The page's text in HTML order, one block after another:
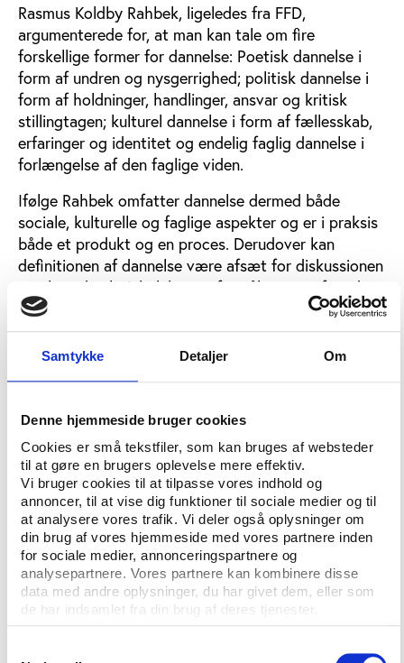
Samtykke Detaljer Om
Denne hjemmeside bruger cookies
Cookies er små tekstfiler, som kan bruges af websteder
til at gøre en brugers oplevelse mere effektiv.
Vi bruger cookies til at tilpasse vores indhold og
annoncer, til at vise dig funktioner til sociale medier og til
at analysere vores trafik. Vi deler også oplysninger om
din brug af vores hjemmeside med vores partnere inden
for sociale medier, annonceringspartnere og
analysepartnere. Vores partnere kan kombinere disse
data med andre oplysninger, du har givet dem, eller som
de har indsamlet fra din brug af deres tjenester.
Rasmus Koldby Rahbek, ligeledes fra FFD,
argumenterede for, at man kan tale om fire
forskellige former for dannelse: Poetisk dannelse i
form af undren og nysgerrighed; politisk dannelse i
form af holdninger, handlinger, ansvar og kritisk
stillingtagen; kulturel dannelse i form af fællesskab,
erfaringer og identitet og endelig faglig dannelse i
forlængelse af den faglige viden.
Ifølge Rahbek omfatter dannelse dermed både
sociale, kulturelle og faglige aspekter og er i praksis
både et produkt og en proces. Derudover kan
definitionen af dannelse være afsæt for diskussionen
om, hvordan højskolelovens formålsparagraf med
fokus på livsoplysning, folkelig oplysning og
demokratisk dannelse kan omsættes til pædagogisk
praksis på højskolerne.
Dannelsens forfald eller nye muligheder?
Men skal man tro Per Mouritsen, professor i
statskundskab på Aarhus Universitet, er der også
behov for et mere kritisk blik på begreberne:
”Ligesom dannelse er både demokrati og
medborgerskab det, man kan kalde hurrabegreber”,
argumenterede han i en af konferencens workshops
om demokratisk dannelse.
Per Mouritsen mener, at den måde, begreberne bliver
moraliserende. Han opfordrede i stedet til at